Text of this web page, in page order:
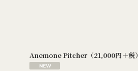
Anemone Pitcher（21,000円＋税）